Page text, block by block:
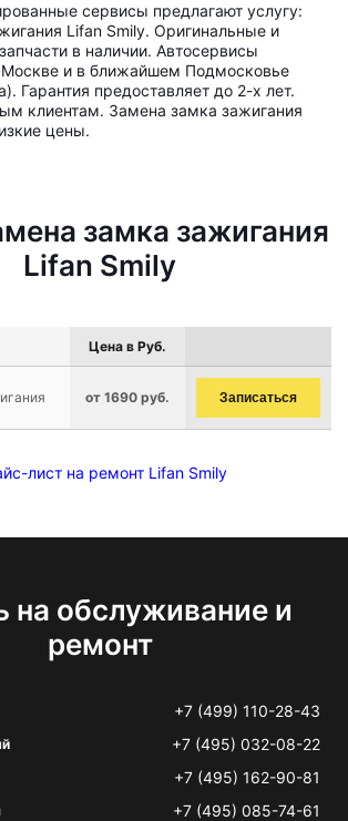
сервисы предлагают услугу:
Lifan Smily. Оригинальные и
в наличии. Автосервисы
Москве и в ближайшем Подмосковье
Гарантия предоставляет до 2-х лет.
клиентам. Замена замка зажигания
цены.
замка зажигания
Lifan Smily
Цена в Руб.
от 1690 руб. Записаться
лист на ремонт Lifan Smily
на обслуживание и
ремонт
+7 (499) 110-28-43
+7 (495) 032-08-22
+7 (495) 162-90-81
+7 (495) 085-74-61